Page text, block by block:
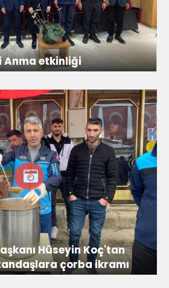
Anma etkinliği
Hüseyin Koç'tan
çorba ikramı